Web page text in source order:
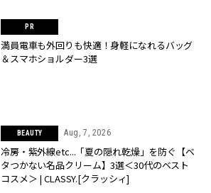
満員電車も外回りも快適！身軽になれるバッグ
＆スマホショルダー3選
BEAUTY Aug, 7, 2026
冷房・紫外線etc...「夏の隠れ乾燥」を防ぐ【ベ
タつかない名品クリーム】3選＜30代のベスト
コスメ＞ | CLASSY.[クラッシィ]